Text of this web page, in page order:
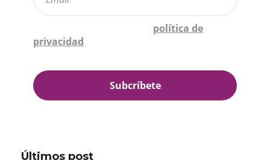
política de
privacidad
Últimos post